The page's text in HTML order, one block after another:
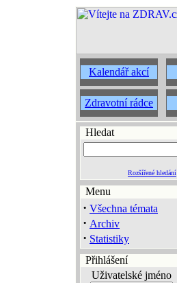
Kalendář akcí
Zdravotní rádce
Hledat
Rozšířené hledání
Menu
· Všechna témata
· Archiv
· Statistiky
Přihlášení
Uživatelské jméno